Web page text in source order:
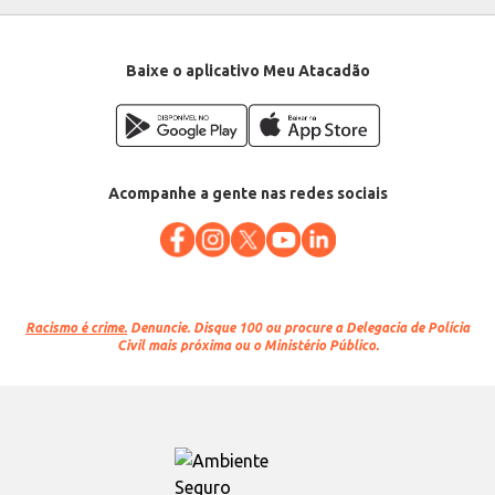
Baixe o aplicativo Meu Atacadão
Acompanhe a gente nas redes sociais
Racismo é crime. Denuncie. Disque 100 ou procure a Delegacia de Polícia
Civil mais próxima ou o Ministério Público.